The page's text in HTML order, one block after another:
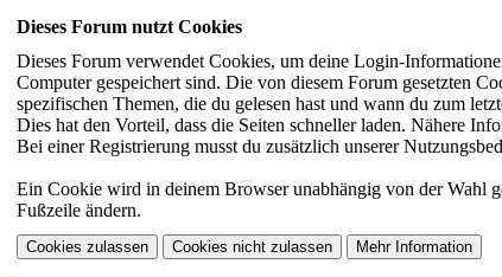
Dieses Forum nutzt Cookies
Dieses Forum verwendet Cookies, um deine Login-
Computer gespeichert sind. Die von diesem Forum gesetzten
spezifischen Themen, die du gelesen hast und wann du zum
Dies hat den Vorteil, dass die Seiten schneller laden. Nähere
Bei einer Registrierung musst du zusätzlich unserer
Ein Cookie wird in deinem Browser unabhängig von der Wahl
Fußzeile ändern.